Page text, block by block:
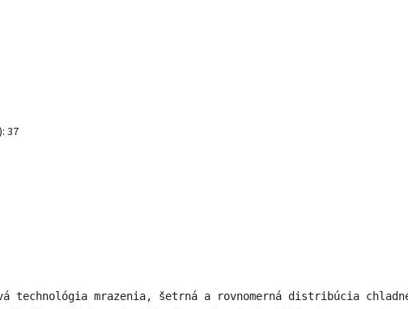
37
technológia mrazenia, šetrná a rovnomerná distribúcia